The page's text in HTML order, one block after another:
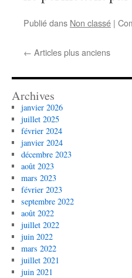
Publié dans Non classé |
← Articles plus anciens
Archives
janvier 2026
juillet 2025
février 2024
janvier 2024
décembre 2023
août 2023
mars 2023
février 2023
septembre 2022
août 2022
juillet 2022
juin 2022
mars 2022
juillet 2021
juin 2021